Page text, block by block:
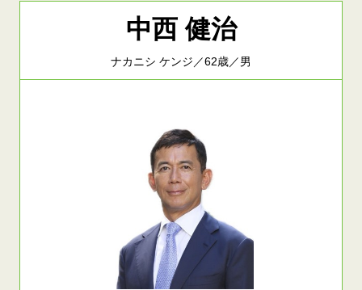
中西 健治
ナカニシ ケンジ／62歳／男